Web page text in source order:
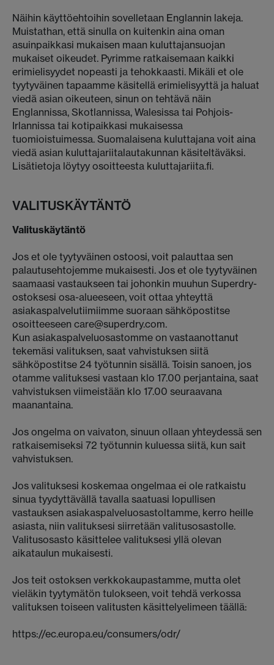
Näihin käyttöehtoihin sovelletaan Englannin lakeja.
Muistathan, että sinulla on kuitenkin aina oman
asuinpaikkasi mukaisen maan kuluttajansuojan
mukaiset oikeudet. Pyrimme ratkaisemaan kaikki
erimielisyydet nopeasti ja tehokkaasti. Mikäli et ole
tyytyväinen tapaamme käsitellä erimielisyyttä ja haluat
viedä asian oikeuteen, sinun on tehtävä näin
Englannissa, Skotlannissa, Walesissa tai Pohjois-
Irlannissa tai kotipaikkasi mukaisessa
tuomioistuimessa. Suomalaisena kuluttajana voit aina
viedä asian kuluttajariitalautakunnan käsiteltäväksi.
Lisätietoja löytyy osoitteesta kuluttajariita.fi.
VALITUSKÄYTÄNTÖ
Valituskäytäntö
Jos et ole tyytyväinen ostoosi, voit palauttaa sen
palautusehtojemme mukaisesti. Jos et ole tyytyväinen
saamaasi vastaukseen tai johonkin muuhun Superdry-
ostoksesi osa-alueeseen, voit ottaa yhteyttä
asiakaspalvelutiimiimme suoraan sähköpostitse
osoitteeseen care@superdry.com.
Kun asiakaspalveluosastomme on vastaanottanut
tekemäsi valituksen, saat vahvistuksen siitä
sähköpostitse 24 työtunnin sisällä. Toisin sanoen, jos
otamme valituksesi vastaan klo 17.00 perjantaina, saat
vahvistuksen viimeistään klo 17.00 seuraavana
maanantaina.
Jos ongelma on vaivaton, sinuun ollaan yhteydessä sen
ratkaisemiseksi 72 työtunnin kuluessa siitä, kun sait
vahvistuksen.
Jos valituksesi koskemaa ongelmaa ei ole ratkaistu
sinua tyydyttävällä tavalla saatuasi lopullisen
vastauksen asiakaspalveluosastoltamme, kerro heille
asiasta, niin valituksesi siirretään valitusosastolle.
Valitusosasto käsittelee valituksesi yllä olevan
aikataulun mukaisesti.
Jos teit ostoksen verkkokaupastamme, mutta olet
vieläkin tyytymätön tulokseen, voit tehdä verkossa
valituksen toiseen valitusten käsittelyelimeen täällä:
https://ec.europa.eu/consumers/odr/